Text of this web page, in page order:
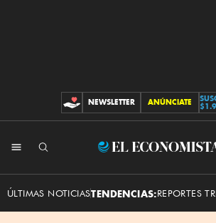
CONTRIBUCIONES
NEWSLETTER ANÚNCIATE
El
ÚLTIMAS NOTICIASTENDENCIAS:REPORTES